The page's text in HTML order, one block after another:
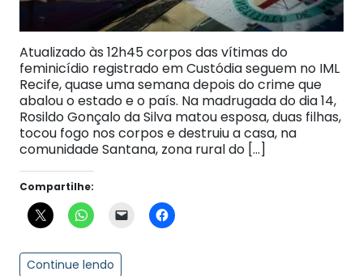
Atualizado às 12h45 corpos das vítimas do
feminicídio registrado em Custódia seguem no IML
Recife, quase uma semana depois do crime que
abalou o estado e o país. Na madrugada do dia 14,
Rosildo Gonçalo da Silva matou esposa, duas filhas,
tocou fogo nos corpos e destruiu a casa, na
comunidade Santana, zona rural do […]
Compartilhe:
Continue lendo